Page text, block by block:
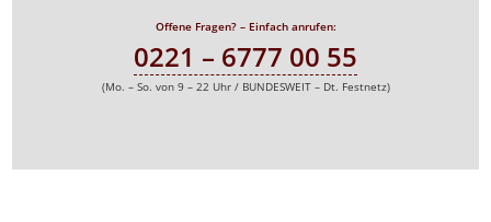
Offene Fragen? – Einfach anrufen:
0221 – 6777 00 55
(Mo. – So. von 9 – 22 Uhr / BUNDESWEIT – Dt. Festnetz)